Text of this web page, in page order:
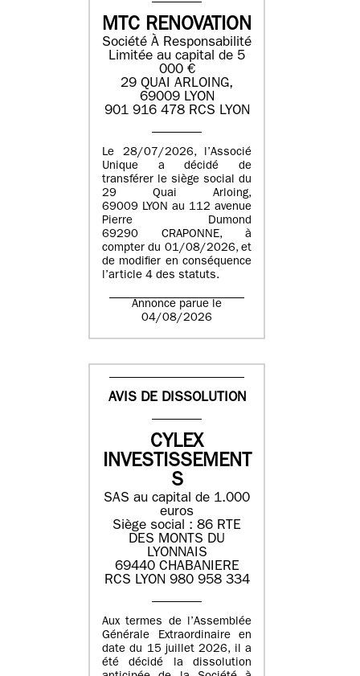
MTC RENOVATION
Société À Responsabilité
Limitée au capital de 5
000 €
29 QUAI ARLOING,
69009 LYON
901 916 478 RCS LYON
Le 28/07/2026, l’Associé
Unique a décidé de
transférer le siège social du
29 Quai Arloing,
69009 LYON au 112 avenue
Pierre Dumond
69290 CRAPONNE, à
compter du 01/08/2026, et
de modifier en conséquence
l’article 4 des statuts.
Annonce parue le
04/08/2026
AVIS DE DISSOLUTION
CYLEX
INVESTISSEMENT
S
SAS au capital de 1.000
euros
Siège social : 86 RTE
DES MONTS DU
LYONNAIS
69440 CHABANIERE
RCS LYON 980 958 334
Aux termes de l’Assemblée
Générale Extraordinaire en
date du 15 juillet 2026, il a
été décidé la dissolution